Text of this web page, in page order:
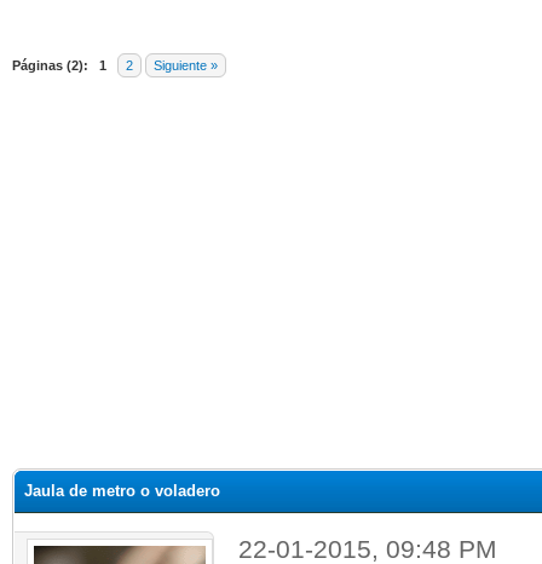
Páginas (2): 1 2 Siguiente »
Jaula de metro o voladero
22-01-2015, 09:48 PM